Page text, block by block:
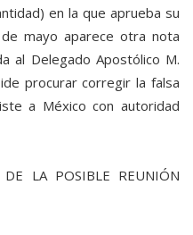
en la que aprueba su
mayo aparece otra nota
al Delegado Apostólico M.
procurar corregir la falsa
a México con autoridad
DE LA POSIBLE REUNIÓN